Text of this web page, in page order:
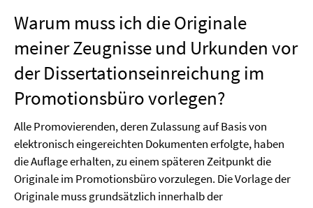
Warum muss ich die Originale
meiner Zeugnisse und Urkunden vor
der Dissertationseinreichung im
Promotionsbüro vorlegen?
Alle Promovierenden, deren Zulassung auf Basis von
elektronisch eingereichten Dokumenten erfolgte, haben
die Auflage erhalten, zu einem späteren Zeitpunkt die
Originale im Promotionsbüro vorzulegen. Die Vorlage der
Originale muss grundsätzlich innerhalb der